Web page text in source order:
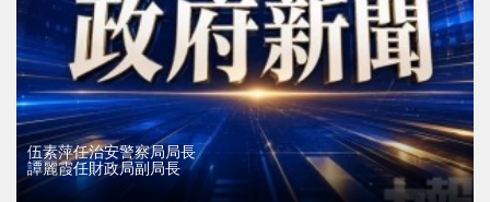
伍素萍任治安警察局局長
譚麗霞任財政局副局長